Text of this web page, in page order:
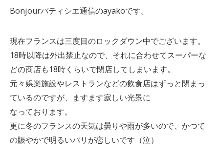
Bonjourパティシエ通信のayakoです。
現在フランスは三度目のロックダウン中でございます。
18時以降は外出禁止なので、それに合わせてスーパーな
どの商店も18時くらいで閉店してしまいます。
元々娯楽施設やレストランなどの飲食店はずっと閉まっ
ているのですが、ますます寂しい光景に
なっております。
更に冬のフランスの天気は曇りや雨が多いので、かつて
の賑やかで明るいパリが恋しいです（泣）